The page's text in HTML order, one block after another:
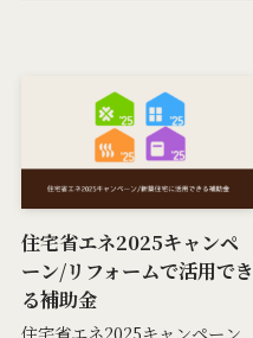
住宅省エネ2025キャンペ
ーン/リフォームで活用でき
る補助金
住宅省エネ2025キャンペーン